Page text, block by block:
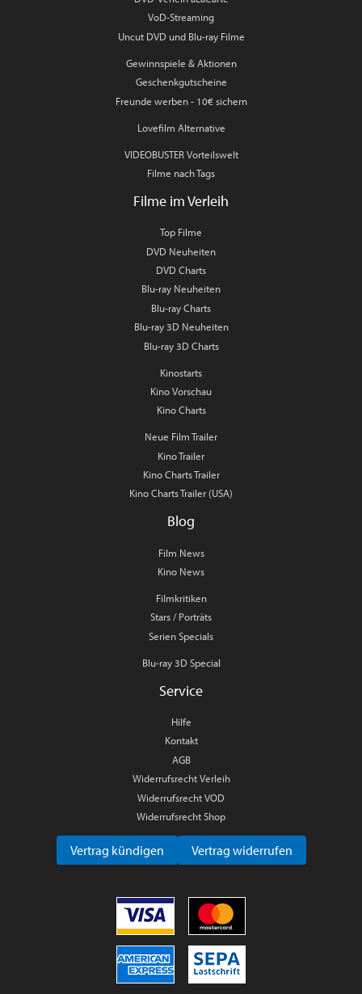
VoD-Streaming
Uncut DVD und Blu-ray Filme
Gewinnspiele & Aktionen
Geschenkgutscheine
Freunde werben - 10€ sichern
Lovefilm Alternative
VIDEOBUSTER Vorteilswelt
Filme nach Tags
Filme im Verleih
Top Filme
DVD Neuheiten
DVD Charts
Blu-ray Neuheiten
Blu-ray Charts
Blu-ray 3D Neuheiten
Blu-ray 3D Charts
Kinostarts
Kino Vorschau
Kino Charts
Neue Film Trailer
Kino Trailer
Kino Charts Trailer
Kino Charts Trailer (USA)
Blog
Film News
Kino News
Filmkritiken
Stars / Porträts
Serien Specials
Blu-ray 3D Special
Service
Hilfe
Kontakt
AGB
Widerrufsrecht Verleih
Widerrufsrecht VOD
Widerrufsrecht Shop
Vertrag kündigen Vertrag widerrufen